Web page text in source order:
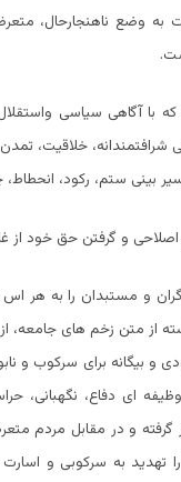
وضع ناهنجارحال،
با آگاهی سیاسی
شرافتمندانه،
بینی ستم، رکود، انحطاط،
و گرفتن حق خود
و مستبدان را به هر
از متن زخم های
و بیگانه برای سرکوب و
ای دفاع، نگهبانی،
گرفته و در مقابل مردم
را تهدید به سرکوبی و